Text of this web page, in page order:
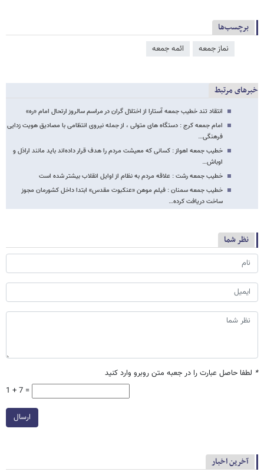
برچسب‌ها
نماز جمعه ائمه جمعه
خبرهای مرتبط
انتقاد تند خطیب جمعه آستارا از اختلال گران در مراسم سالروز ارتحال امام «ره»
امام جمعه کرج : دستگاه های متولی ، از جمله نیروی انتظامی با مصادیق هویت زدایی
فرهنگی…
خطیب جمعه اهواز : کسانی که معیشت مردم را هدف قرار داده‌اند باید مانند اراذل و
اوباش…
خطیب جمعه رشت : علاقه مردم به نظام از اوایل انقلاب بیشتر شده است
خطیب جمعه سمنان : فیلم موهن «عنکبوت مقدس» ابتدا داخل کشورمان مجوز
ساخت دریافت کرده…
نظر شما
* لطفا حاصل عبارت را در جعبه متن روبرو وارد کنید
1 + 7 =
ارسال
آخرین اخبار